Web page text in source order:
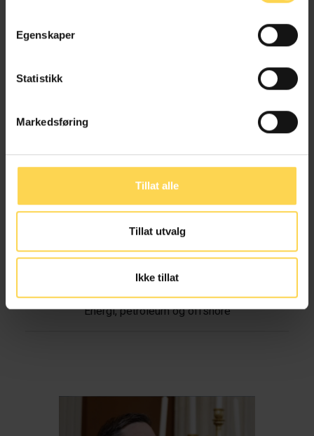
Egenskaper
Statistikk
Markedsføring
Tillat alle
Tillat utvalg
Ikke tillat
Energi, petroleum og offshore